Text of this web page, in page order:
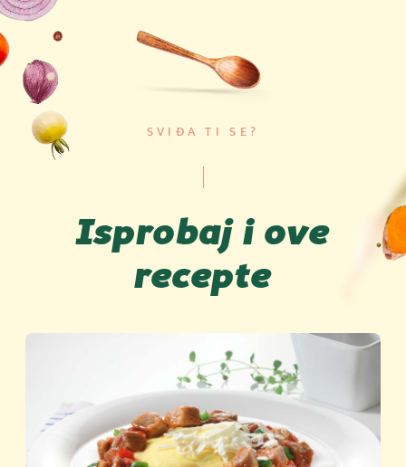
SVIĐA TI SE?
Isprobaj i ove
recepte